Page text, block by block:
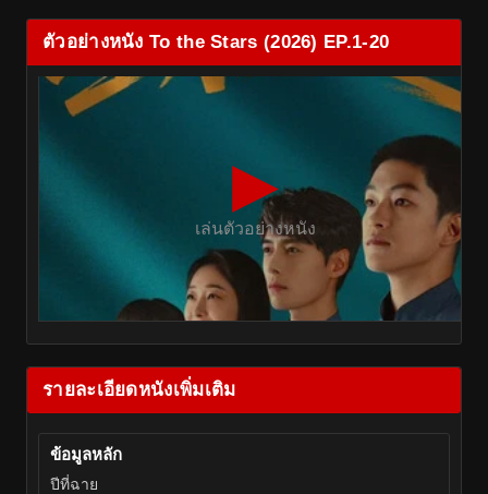
ตัวอย่างหนัง To the Stars (2026) EP.1-20
▶
เล่นตัวอย่างหนัง
รายละเอียดหนังเพิ่มเติม
ข้อมูลหลัก
ปีที่ฉาย